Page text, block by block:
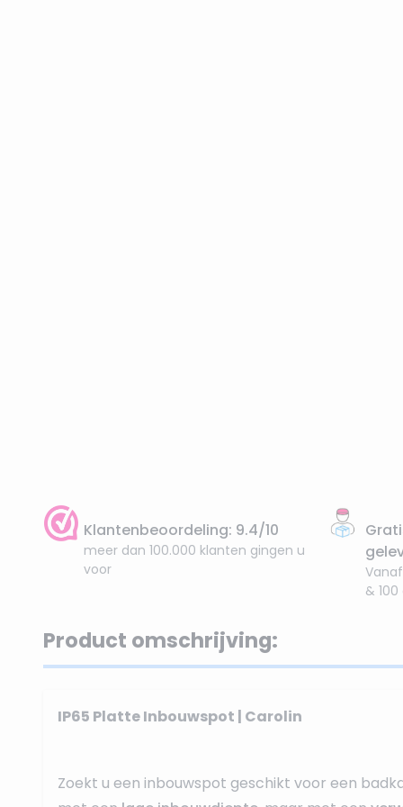
Klantenbeoordeling: 9.4/10
meer dan 100.000 klanten gingen u
voor
Vanaf
&
Product omschrijving:
IP65 Platte Inbouwspot | Carolin
Zoekt u een inbouwspot geschikt voor een